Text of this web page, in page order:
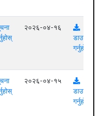
२०२६-०४-१६
डाउनलोड
गर्नुहोस्
२०२६-०४-१५
डाउनलोड
गर्नुहोस्